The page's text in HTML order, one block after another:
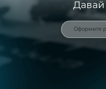
Оформите